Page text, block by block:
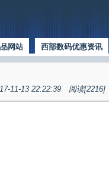
网站 西部数码优惠资讯
11-13 22:22:39 阅读[2216]